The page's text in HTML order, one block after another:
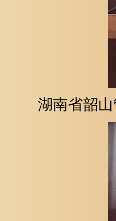
湖南省韶